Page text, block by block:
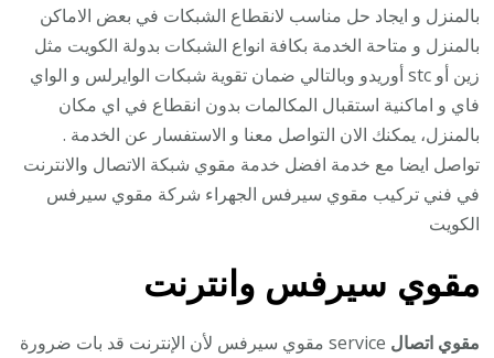
بالمنزل و ايجاد حل مناسب لانقطاع الشبكات في بعض الاماكن
بالمنزل و متاحة الخدمة بكافة انواع الشبكات بدولة الكويت مثل
زين أو stc أوريدو وبالتالي ضمان تقوية شبكات الوايرلس و الواي
فاي و اماكنية استقبال المكالمات بدون انقطاع في اي مكان
بالمنزل، يمكنك الان التواصل معنا و الاستفسار عن الخدمة .
تواصل ايضا مع خدمة افضل خدمة مقوي شبكة الاتصال والانترنت
في فني تركيب مقوي سيرفس الجهراء شركة مقوي سيرفس
الكويت
مقوي سيرفس وانترنت
مقوي اتصال
service مقوي سيرفس لأن الإنترنت قد بات ضرورة